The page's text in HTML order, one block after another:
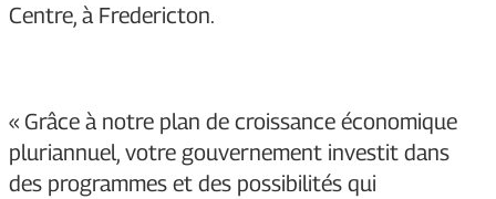
Centre, à Fredericton.
« Grâce à notre plan de croissance économique
pluriannuel, votre gouvernement investit dans
des programmes et des possibilités qui